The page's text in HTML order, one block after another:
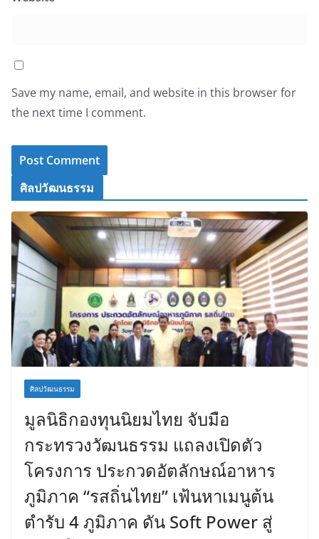
Save my name, email, and website in this browser for
the next time I comment.
ศิลปวัฒนธรรม
ศิลปวัฒนธรรม
มูลนิธิกองทุนนิยมไทย จับมือ
กระทรวงวัฒนธรรม แถลงเปิดตัว
โครงการ ประกวดอัตลักษณ์อาหาร
ภูมิภาค “รสถิ่นไทย” เฟ้นหาเมนูต้น
ตำรับ 4 ภูมิภาค ดัน Soft Power สู่